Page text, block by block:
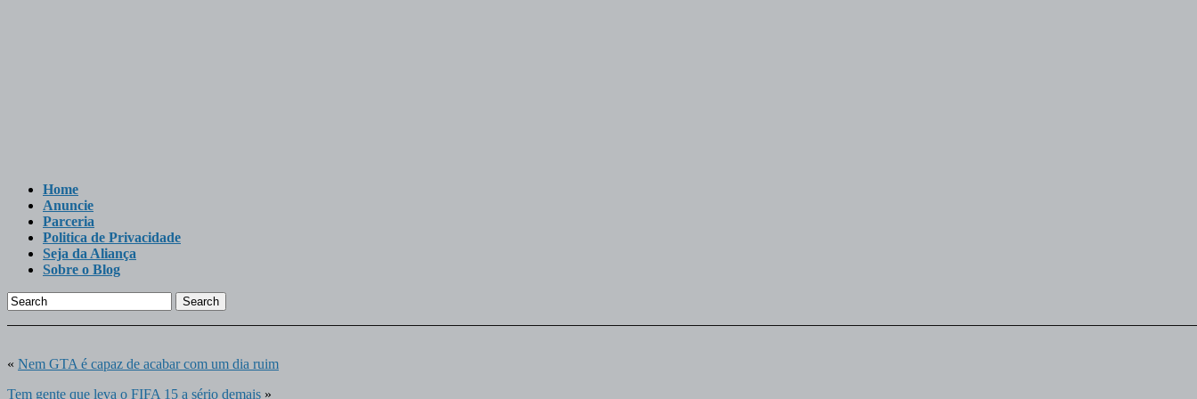
Home
Anuncie
Parceria
Politica de Privacidade
Seja da Aliança
Sobre o Blog
Search
« Nem GTA é capaz de acabar com um dia ruim
Tem gente que leva o FIFA 15 a sério demais »